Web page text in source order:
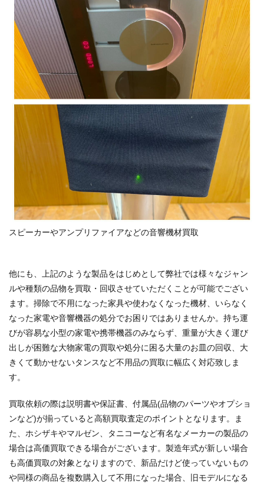
スピーカーやアンプリファイアなどの音響機材買取
他にも、上記のような製品をはじめとして弊社では様々なジャン
ルや種類の品物を買取・回収させていただくことが可能でござい
ます。掃除で不用になった家具や使わなくなった機材、いらなく
なった家電や音響機器の処分でお困りではありませんか。持ち運
びが容易な小型の家電や携帯機器のみならず、重量が大きく運び
出しが困難な大物家電の買取や処分に困る大量のお皿の回収、大
きくて動かせないタンスなど不用品の買取に幅広く対応致しま
す。
買取依頼の際は説明書や保証書、付属品(品物のパーツやオプショ
ンなど)が揃っていると高額買取査定のポイントとなります。ま
た、ホシザキやマルゼン、タニコーなど有名なメーカーの製品の
場合は高価買取できる場合がございます。製造年式が新しい場合
も高価買取の対象となりますので、新品だけど使っていないもの
や同様の商品を複数購入して不用になった場合、旧モデルになる